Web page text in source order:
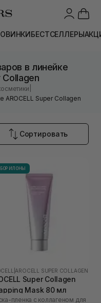
БЕСТСЕЛЛЕРЫ
в линейке
Collagen
AROCELL Super Collagen
Сортировать
ИЛОНЫ
AROCELL SUPER COLLAGEN
Super Collagen
Mask 80 мл
пленка с коллагеном для